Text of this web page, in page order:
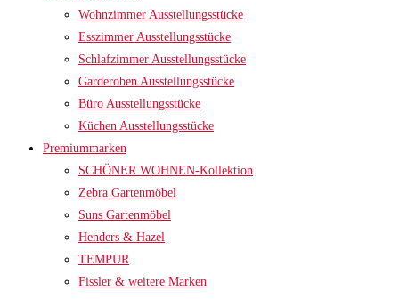
Wohnzimmer Ausstellungsstücke
Esszimmer Ausstellungsstücke
Schlafzimmer Ausstellungsstücke
Garderoben Ausstellungsstücke
Büro Ausstellungsstücke
Küchen Ausstellungsstücke
Premiummarken
SCHÖNER WOHNEN-Kollektion
Zebra Gartenmöbel
Suns Gartenmöbel
Henders & Hazel
TEMPUR
Fissler & weitere Marken